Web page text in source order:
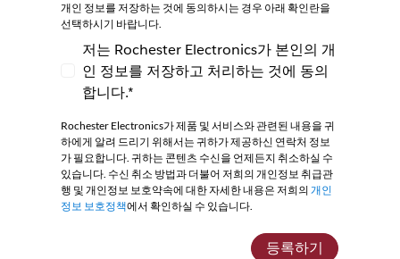
개인 정보를 저장하는 것에 동의하시는 경우 아래 확인란을
선택하시기 바랍니다.
저는 Rochester Electronics가 본인의 개인 정보
저는 Rochester Electronics가 본인의 개
인 정보를 저장하고 처리하는 것에 동의
합니다.*
Rochester Electronics가 제품 및 서비스와 관련된 내용을 귀
하에게 알려 드리기 위해서는 귀하가 제공하신 연락처 정보
가 필요합니다. 귀하는 콘텐츠 수신을 언제든지 취소하실 수
있습니다. 수신 취소 방법과 더불어 저희의 개인정보 취급관
행 및 개인정보 보호약속에 대한 자세한 내용은 저희의 개인
정보 보호정책에서 확인하실 수 있습니다.
등록하기